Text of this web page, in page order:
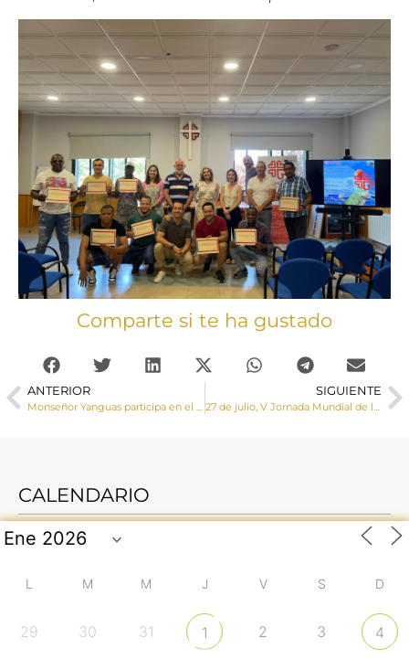
Comparte si te ha gustado
ANTERIOR SIGUIENTE
CALENDARIO
L M M J V S D
29 30 31 1 2 3 4